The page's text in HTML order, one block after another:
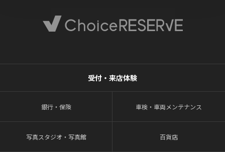
受付・来店体験
銀行・保険 車検・車両メンテナンス
写真スタジオ・写真館 百貨店